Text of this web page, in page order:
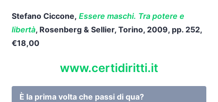
Stefano Ciccone, Essere maschi. Tra potere e
libertà, Rosenberg & Sellier, Torino, 2009, pp. 252,
€18,00
www.certidiritti.it
È la prima volta che passi di qua?